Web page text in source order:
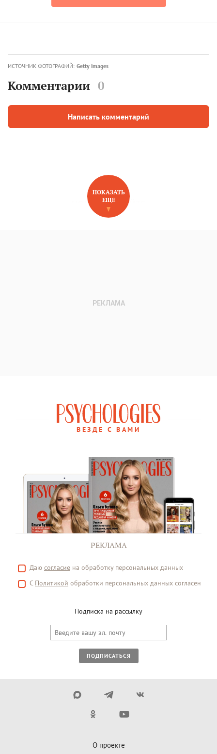
ИСТОЧНИК ФОТОГРАФИЙ: Getty Images
Комментарии 0
Написать комментарий
НОВОЕ НА САЙТЕ
ПОКАЗАТЬ
ЕЩЕ
ВЕЗДЕ С ВАМИ
РЕКЛАМА
Даю согласие на обработку персональных данных
С Политикой обработки персональных данных согласен
Подписка на рассылку
ПОДПИСАТЬСЯ
О проекте